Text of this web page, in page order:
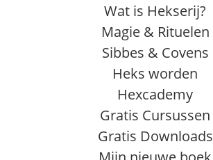
Wat is Hekserij?
Magie & Rituelen
Sibbes & Covens
Heks worden
Hexcademy
Gratis Cursussen
Gratis Downloads